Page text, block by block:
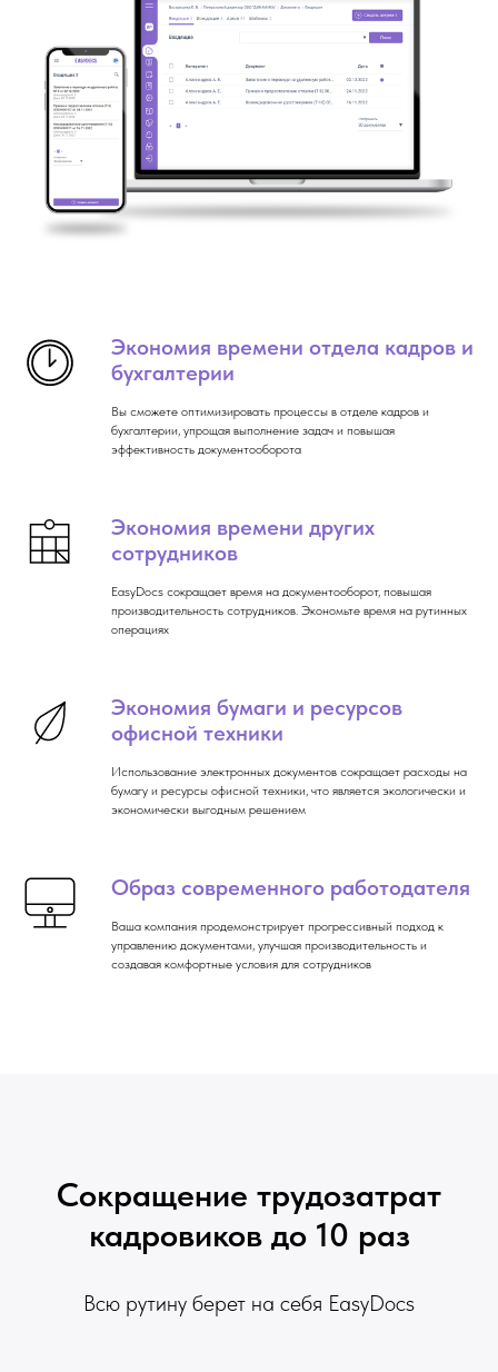
Экономия времени отдела кадров и
бухгалтерии
Вы сможете оптимизировать процессы в отделе кадров и
бухгалтерии, упрощая выполнение задач и повышая
эффективность документооборота
Экономия времени других
сотрудников
EasyDocs сокращает время на документооборот, повышая
производительность сотрудников. Экономьте время на рутинных
операциях
Экономия бумаги и ресурсов
офисной техники
Использование электронных документов сокращает расходы на
бумагу и ресурсы офисной техники, что является экологически и
экономически выгодным решением
Образ современного работодателя
Ваша компания продемонстрирует прогрессивный подход к
управлению документами, улучшая производительность и
создавая комфортные условия для сотрудников
Сокращение трудозатрат
кадровиков до 10 раз
Всю рутину берет на себя EasyDocs